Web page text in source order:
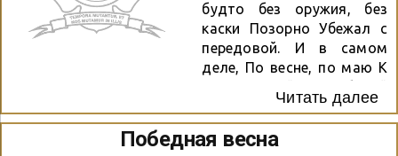
будто без оружия, без
каски Позорно Убежал с
передовой. И в самом
деле, По весне, по маю К
тишине Который раз
домой я приезжаю, А сын
её Всё где-то на войне…
Читать далее
Победная весна